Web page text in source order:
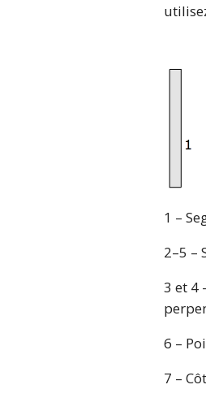
1 –
2–5 –
3 et 4
6 –
7 –